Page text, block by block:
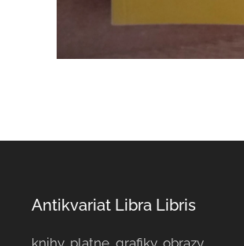
Antikvariat Libra Libris
knihy, platne, grafiky, obrazy, ...